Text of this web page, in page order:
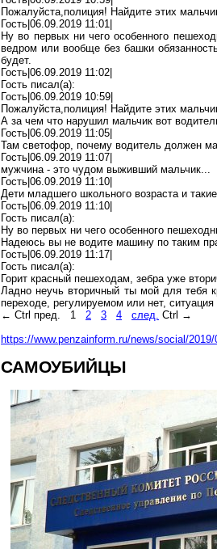
Пожалуйста,полиция! Найдите этих
Гость|06.09.2019 11:01|
Нуво первых ни чего особенного
ведром или вообще без башки
будет.
Гость|06.09.2019 11:02|
Гость писал(a):
Гость|06.09.2019 10:59|
Пожалуйста,полиция! Найдите этих
А за чем что нарушил мальчик вот
Гость|06.09.2019 11:05|
Там светофор, почему водитель должен
Гость|06.09.2019 11:07|
мужчина - это чудом выживший мальчик...
Гость|06.09.2019 11:10|
Дети младшего школьного возраста и
Гость|06.09.2019 11:10|
Гость писал(a):
Ну во первых ни чего особенного
Надеюсь вы не водите машину по таким
Гость|06.09.2019 11:17|
Гость писал(a):
Горит красный пешеходам, зебра уже
Ладнонеучь вторичный ты мой для тебя
переходе, регулируемом или нет,
← Ctrl пред. 1 2 3 4 след. Ctrl →
https://www.penzainform.ru/news/social/
САМОУБИЙЦЫ